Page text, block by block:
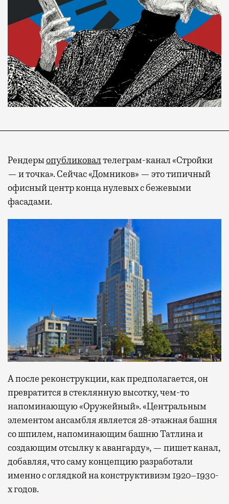
Рендерыопубликовалтелеграм-канал «Стройки
— и точка». Сейчас «Домников» — это типичный
офисный центр конца нулевых с бежевыми
фасадами.
А после реконструкции, как предполагается, он
превратится в стеклянную высотку, чем-то
напоминающую «Оружейный». «Центральным
элементом ансамбля является 28-этажная башня
со шпилем, напоминающим башню Татлина и
создающим отсылку к авангарду», — пишет канал,
добавляя, что саму концепцию разработали
именно с оглядкой на конструктивизм 1920–1930-
х годов.